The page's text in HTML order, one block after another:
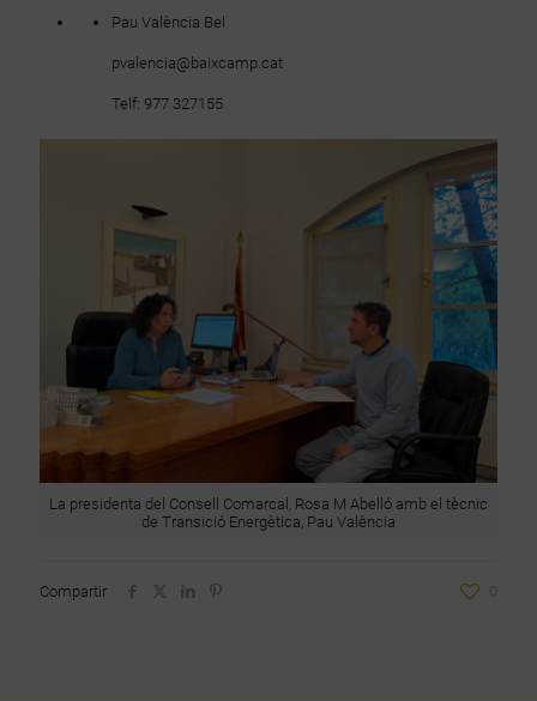
Pau València Bel
pvalencia@baixcamp.cat
Telf: 977 327155
La presidenta del Consell Comarcal, Rosa M Abelló amb el tècnic
de Transició Energètica, Pau València
Compartir 0